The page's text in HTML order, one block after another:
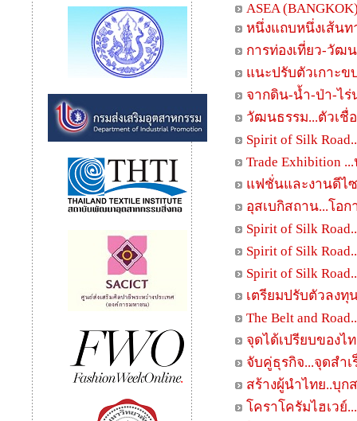
ASEA
หนึ่งแถบหนึ่งเส้น
การท่องเที่ยว-วัฒ
แนะปรับตัวเกาะข
จากดิน-น้ำ-ป่า-ไร่
วัฒนธรรม...ตัวเชื่
Spirit of Silk
Trade Exhibition
แฟชั่นและงานดีไ
อุสเบกิสถาน...โอ
Spirit of Silk
Spirit of Silk
Spirit of Silk
เตรียมปรับตัวลงทุ
The Belt and
จุดได้เปรียบของไ
จับคู่ธุรกิจ...จุดสำ
สร้างผู้นำไทย..บุก
โคราโครัมไฮเวย์